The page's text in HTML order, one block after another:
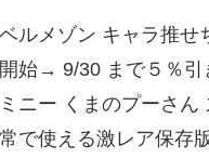
ベルメゾン キャラ推せ
開始→ 9/30 まで５％引
ミニー くまのプーさ
常で使える激レア保存